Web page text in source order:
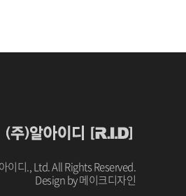
이디., Ltd. All Rights Reserved.
Design by메이크디자인